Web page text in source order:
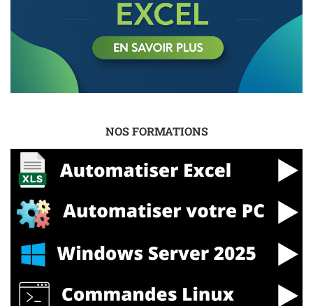
NOS FORMATIONS